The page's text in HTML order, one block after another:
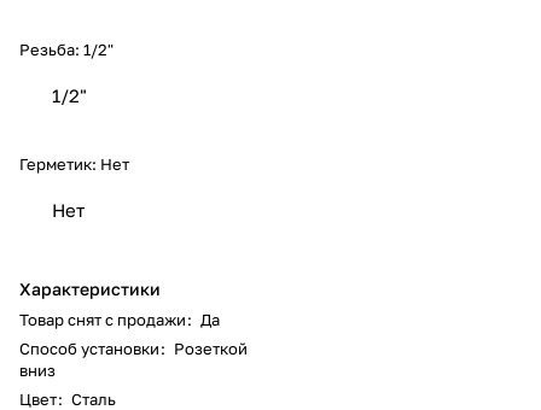
Резьба: 1/2"
1/2"
Герметик: Нет
Нет
Характеристики
Товар снят с продажи: Да
Способ установки: Розеткой
вниз
Цвет: Сталь